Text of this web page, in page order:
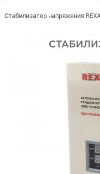
Стабилизатор напряжения